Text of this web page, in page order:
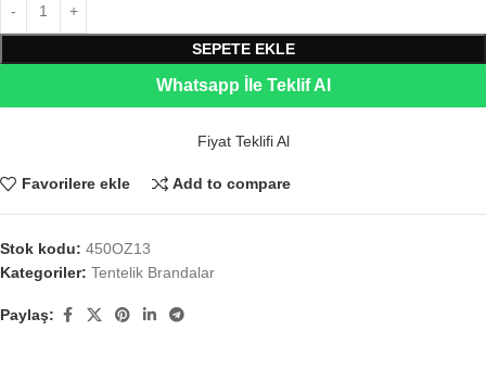
SEPETE EKLE
Whatsapp İle Teklif Al
Fiyat Teklifi Al
Favorilere ekle Add to compare
Stok kodu: 450OZ13
Kategoriler: Tentelik Brandalar
Paylaş: